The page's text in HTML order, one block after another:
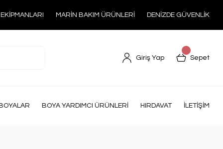
MARİN BAKIM ÜRÜNLERİ DENİZDE GÜVENLİK
Giriş Yap Sepet
BOYA YARDIMCI ÜRÜNLERİ HIRDAVAT İLETİŞİM